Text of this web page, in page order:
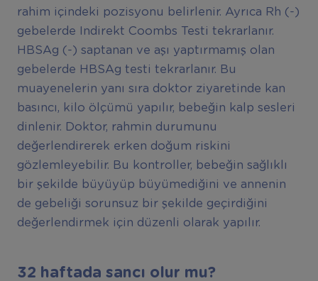
rahim içindeki pozisyonu belirlenir. Ayrıca Rh (-)
gebelerde Indirekt Coombs Testi tekrarlanır.
HBSAg (-) saptanan ve aşı yaptırmamış olan
gebelerde HBSAg testi tekrarlanır. Bu
muayenelerin yanı sıra doktor ziyaretinde kan
basıncı, kilo ölçümü yapılır, bebeğin kalp sesleri
dinlenir. Doktor, rahmin durumunu
değerlendirerek erken doğum riskini
gözlemleyebilir. Bu kontroller, bebeğin sağlıklı
bir şekilde büyüyüp büyümediğini ve annenin
de gebeliği sorunsuz bir şekilde geçirdiğini
değerlendirmek için düzenli olarak yapılır.
32 haftada sancı olur mu?